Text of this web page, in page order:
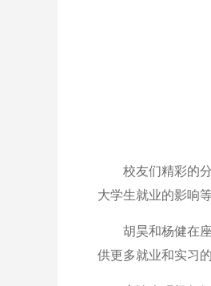
校友们精彩的分
大学生就业的影响
胡昊和杨健在座
供更多就业和实习